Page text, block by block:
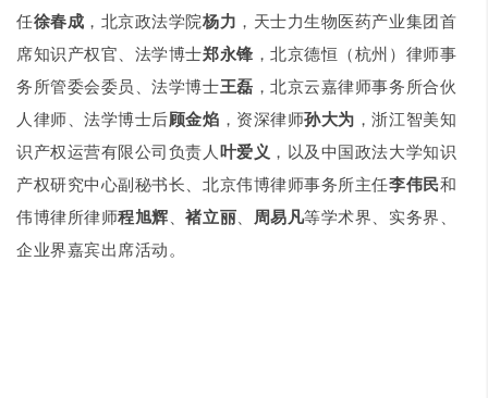
任徐春成 ，北京政法学院杨力 ，天士力生物医药产业集团首
席知识产权官、法学博士郑永锋 ，北京德恒（杭州）律师事
务所管委会委员、法学博士王磊 ，北京云嘉律师事务所合伙
人律师、法学博士后顾金焰 ，资深律师孙大为 ，浙江智美知
识产权运营有限公司负责人 叶爱义 ，以及中国政法大学知识
产权研究中心副秘书长、北京伟博律师事务所主任李伟民和
伟博律所律师程旭辉 、褚立丽 周易凡等学术界、实务界、
企业界嘉宾出席活动。